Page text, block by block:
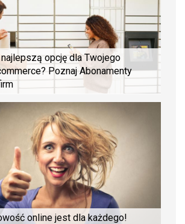
opcję dla Twojego
Poznaj Abonamenty
online jest dla każdego!